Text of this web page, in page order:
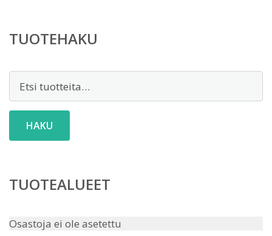
TUOTEHAKU
HAKU
TUOTEALUEET
Osastoja ei ole asetettu